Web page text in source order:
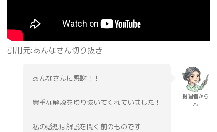
引用元:あんなさん切り抜き
あんなさんに感謝！！
貴重な解説を切り抜いてくれていました！
私の感想は解説を聞く前のものです
提唱者から
ん